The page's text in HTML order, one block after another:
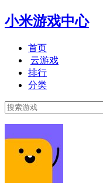
小米游戏中心
首页
云游戏
排行
分类